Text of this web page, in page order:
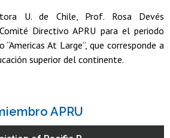
U. de Chile, Prof. Rosa Devés
Directivo APRU para el periodo
At Large”, que corresponde a
superior del continente.
APRU